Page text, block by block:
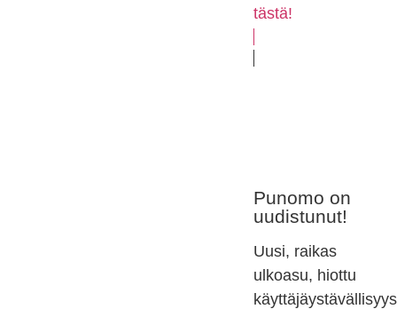
tästä!
Punomo on
uudistunut!
Uusi, raikas
ulkoasu, hiottu
käyttäjäystävällisyys